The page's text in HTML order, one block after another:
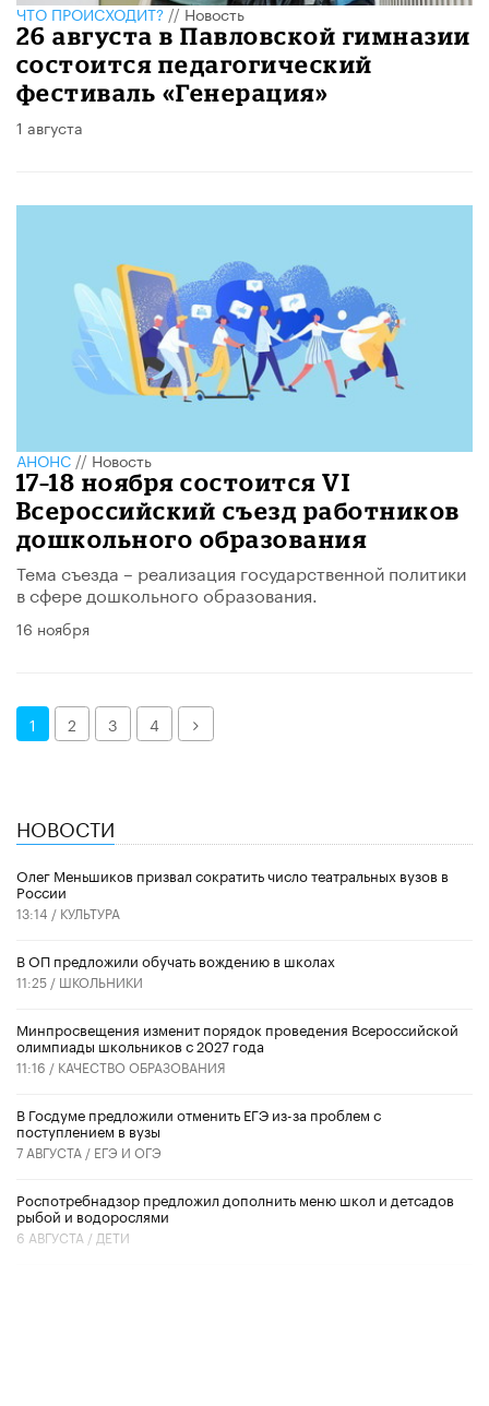
ЧТО ПРОИСХОДИТ?//Новость
26 августа в Павловской гимназии
состоится педагогический
фестиваль «Генерация»
1 августа
АНОНС//Новость
17–18 ноября состоится VI
Всероссийский съезд работников
дошкольного образования
Тема съезда – реализация государственной политики
в сфере дошкольного образования.
16 ноября
1 2 3 4 Далее
НОВОСТИ
Олег Меньшиков призвал сократить число театральных вузов в
России
13:14 / КУЛЬТУРА
В ОП предложили обучать вождению в школах
11:25 / ШКОЛЬНИКИ
Минпросвещения изменит порядок проведения Всероссийской
олимпиады школьников с 2027 года
11:16 / КАЧЕСТВО ОБРАЗОВАНИЯ
В Госдуме предложили отменить ЕГЭ из-за проблем с
поступлением в вузы
7 АВГУСТА / ЕГЭ И ОГЭ
Роспотребнадзор предложил дополнить меню школ и детсадов
рыбой и водорослями
6 АВГУСТА / ДЕТИ